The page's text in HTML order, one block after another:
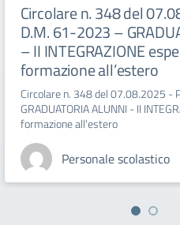
Circolare n. 348 del
D.M. 61-2023 –
– II INTEGRAZIONE
formazione all’estero
Circolare n. 348 del 07.08.2025 -
GRADUATORIA ALUNNI - II
formazione all'estero
Personale scolastico